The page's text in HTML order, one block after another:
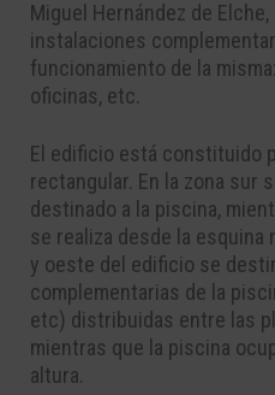
Miguel Hernández de
instalaciones
funcionamiento de la
oficinas, etc.
El edificio está constituido
rectangular. En la zona sur
destinado a la piscina,
se realiza desde la
y oeste del edificio se
complementarias de la
etc) distribuidas entre las
mientras que la piscina
altura.